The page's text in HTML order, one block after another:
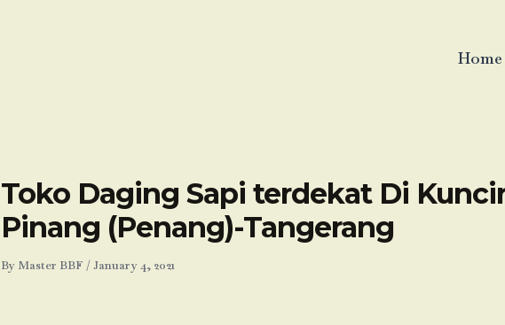
Home
Toko Daging Sapi terdekat Di
Pinang (Penang)-Tangerang
By Master BBF /January 4, 2021